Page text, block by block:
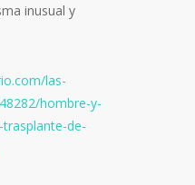
inusual y
las-
hombre-y-
de-